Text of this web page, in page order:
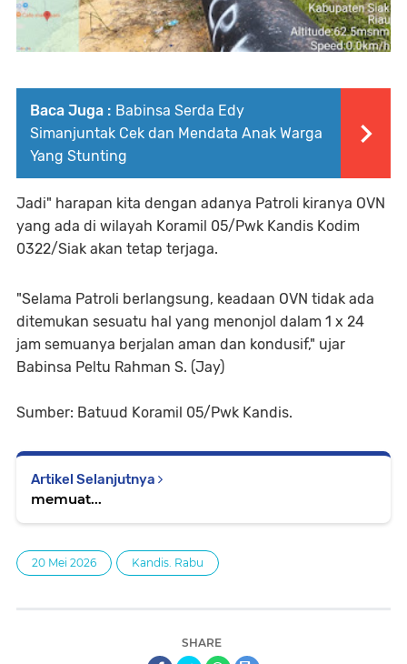
Baca Juga : Babinsa Serda Edy
Simanjuntak Cek dan Mendata Anak Warga
Yang Stunting
Jadi" harapan kita dengan adanya Patroli kiranya OVN
yang ada di wilayah Koramil 05/Pwk Kandis Kodim
0322/Siak akan tetap terjaga.
"Selama Patroli berlangsung, keadaan OVN tidak ada
ditemukan sesuatu hal yang menonjol dalam 1 x 24
jam semuanya berjalan aman dan kondusif," ujar
Babinsa Peltu Rahman S. (Jay)
Sumber: Batuud Koramil 05/Pwk Kandis.
Artikel Selanjutnya
memuat...
20 Mei 2026 Kandis. Rabu
SHARE